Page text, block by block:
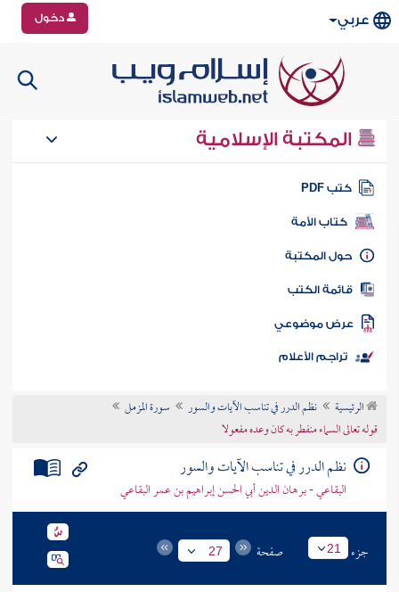
عربي دخول
المكتبة الإسلامية
كتب PDF
كتاب الأمة
المكتبة
الكتب
موضوعي
تراجم الأعلام
الرئيسية نظم الدرر في تناسب الآيات والسور
سورة المزمل
قوله تعالى السماء منفطر به كان وعده مفعولا
نظم الدرر في تناسب الآيات والسور
البقاعي - برهان الدين أبي الحسن إبراهيم بن عمر البقاعي
جزء 21 صفحة 27